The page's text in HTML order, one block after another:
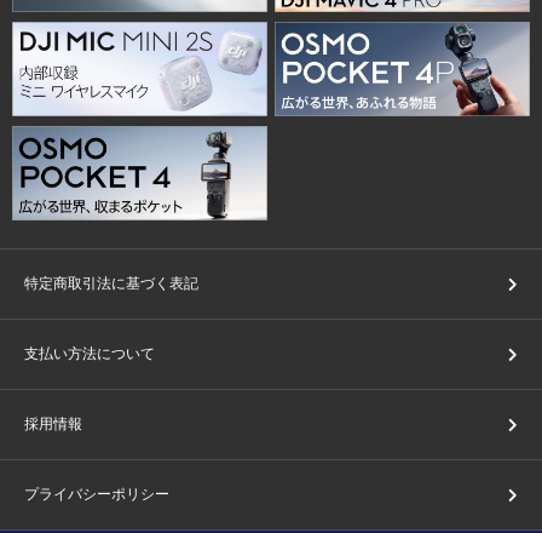
特定商取引法に基づく表記
支払い方法について
採用情報
プライバシーポリシー